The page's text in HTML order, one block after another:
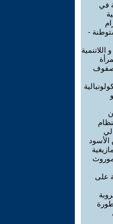
في
-
اللاتنمية
صفوف
على